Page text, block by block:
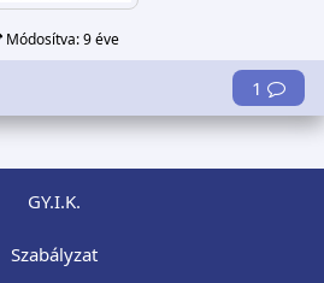
Módosítva:9 éve
1
GY.I.K.
Szabályzat